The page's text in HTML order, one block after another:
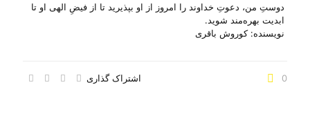
دوستِ من، دعوتِ خداوند را امروز از او بپذیرید تا از فیضِ الهی او تا
ابدیت بهره‌مند شوید.
نویسنده: کوروش باقری
اشتراک گذاری 0